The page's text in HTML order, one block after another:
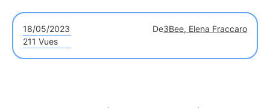
18/05/2023 De3Bee, Elena Fraccaro
211 Vues